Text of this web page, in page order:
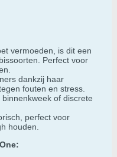
vermoeden, is dit een
Perfect voor
dankzij haar
fouten en stress.
of discrete
perfect voor
houden.